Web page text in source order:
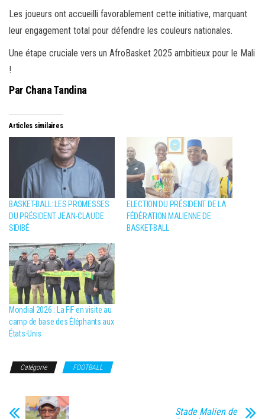
Les joueurs ont accueilli favorablement cette initiative, marquant
leur engagement total pour défendre les couleurs nationales.
Une étape cruciale vers un AfroBasket 2025 ambitieux pour le Mali
!
Par Chana Tandina
Articles similaires
BASKET-BALL: LES PROMESSES
DU PRÉSIDENT JEAN-CLAUDE
SIDIBÉ
ELECTION DU PRÉSIDENT DE LA
FÉDÉRATION MALIENNE DE
BASKET-BALL
Mondial 2026 : La FIF en visite au
camp de base des Éléphants aux
États-Unis
Catégorie FOOTBALL
Stade Malien de